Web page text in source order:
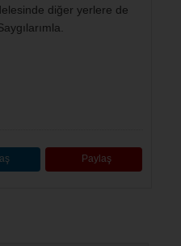
diğer yerlere de
Paylaş